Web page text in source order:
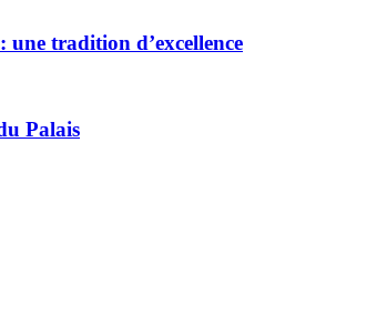
tradition d’excellence
Palais